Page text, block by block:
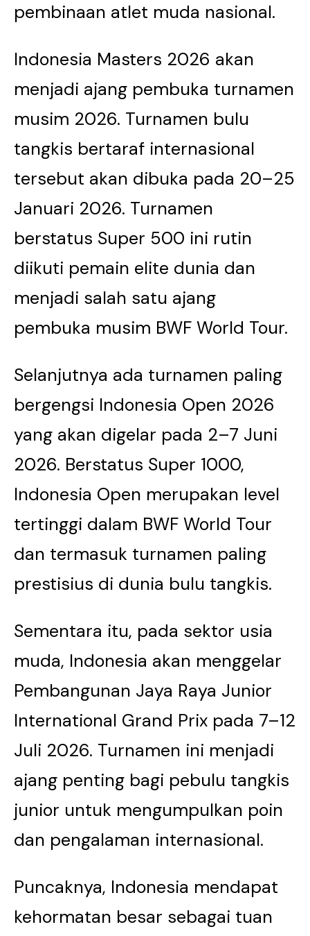
pembinaan atlet muda nasional.
Indonesia Masters 2026 akan
menjadi ajang pembuka turnamen
musim 2026. Turnamen bulu
tangkis bertaraf internasional
tersebut akan dibuka pada 20–25
Januari 2026. Turnamen
berstatus Super 500 ini rutin
diikuti pemain elite dunia dan
menjadi salah satu ajang
pembuka musim BWF World Tour.
Selanjutnya ada turnamen paling
bergengsi Indonesia Open 2026
yang akan digelar pada 2–7 Juni
2026. Berstatus Super 1000,
Indonesia Open merupakan level
tertinggi dalam BWF World Tour
dan termasuk turnamen paling
prestisius di dunia bulu tangkis.
Sementara itu, pada sektor usia
muda, Indonesia akan menggelar
Pembangunan Jaya Raya Junior
International Grand Prix pada 7–12
Juli 2026. Turnamen ini menjadi
ajang penting bagi pebulu tangkis
junior untuk mengumpulkan poin
dan pengalaman internasional.
Puncaknya, Indonesia mendapat
kehormatan besar sebagai tuan